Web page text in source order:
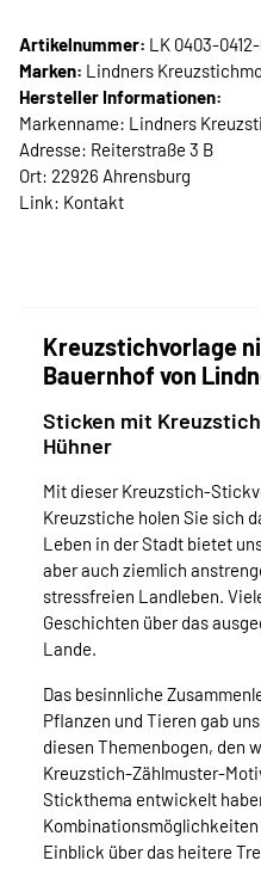
Artikelnummer: LK 0403-0412-
Marken: Lindners
Hersteller Informationen:
Markenname: Lindners
Adresse: Reiterstraße 3 B
Ort: 22926 Ahrensburg
Link: Kontakt
Kreuzstichvorlage
Bauernhof von
Sticken mit
Hühner
Mit dieser Kreuzstich-
Kreuzstiche holen Sie sich
Leben in der Stadt bietet
aber auch ziemlich
stressfreien Landleben.
Geschichten über das
Lande.
Das besinnliche
Pflanzen und Tieren gab
diesen Themenbogen, den
Kreuzstich-Zählmuster-
Stickthema entwickelt
Einblick über das heitere